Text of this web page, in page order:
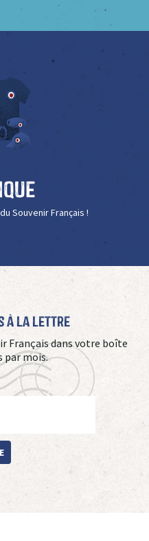
Souvenir Français !
à La Lettre
Français dans votre boîte
par mois.